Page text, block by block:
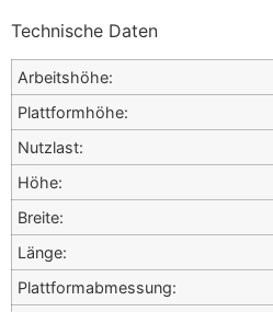
Technische Daten
Arbeitshöhe:
Plattformhöhe:
Nutzlast:
Höhe:
Breite:
Länge:
Plattformabmessung: